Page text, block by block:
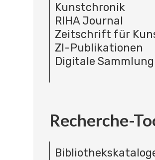
Kunstchronik
RIHA Journal
Zeitschrift für
ZI-Publikationen
Digitale
Recherche-